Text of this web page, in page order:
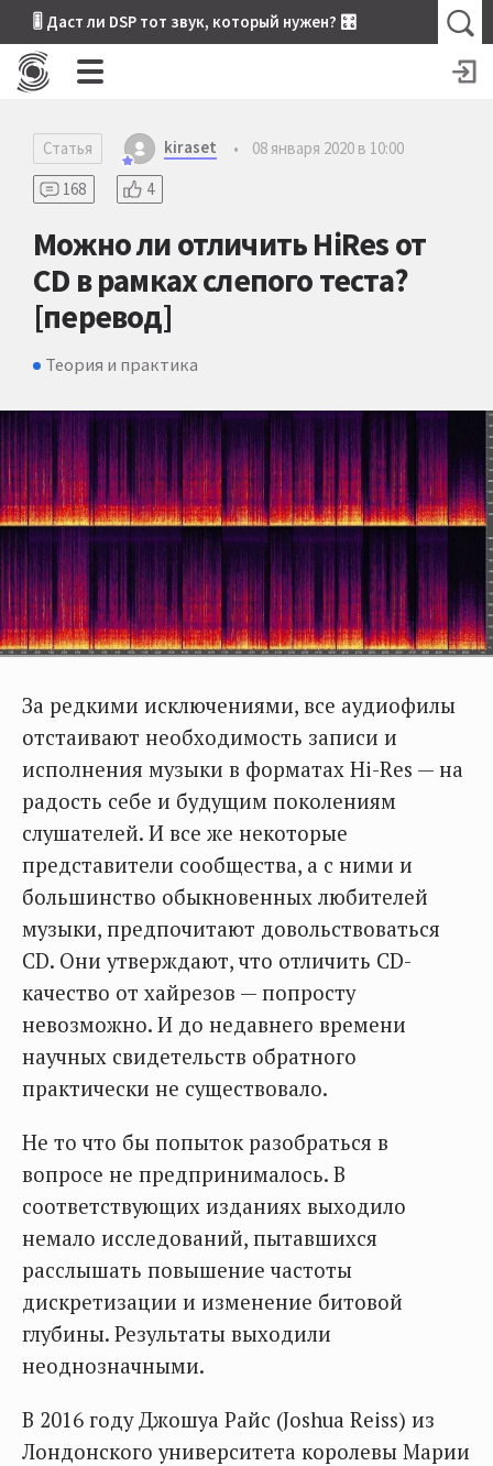
🎚 Даст ли DSP тот звук, который нужен? 🎛
Статья kiraset •
08 января 2020 в 10:00
168
4
Можно ли отличить HiRes от
CD в рамках слепого теста?
[перевод]
Теория и практика
За редкими исключениями, все аудиофилы
отстаивают необходимость записи и
исполнения музыки в форматах Hi-Res — на
радость себе и будущим поколениям
слушателей. И все же некоторые
представители сообщества, а с ними и
большинство обыкновенных любителей
музыки, предпочитают довольствоваться
CD. Они утверждают, что отличить CD-
качество от хайрезов — попросту
невозможно. И до недавнего времени
научных свидетельств обратного
практически не существовало.
Не то что бы попыток разобраться в
вопросе не предпринималось. В
соответствующих изданиях выходило
немало исследований, пытавшихся
расслышать повышение частоты
дискретизации и изменение битовой
глубины. Результаты выходили
неоднозначными.
В 2016 году Джошуа Райс (Joshua Reiss) из
Лондонского университета королевы Марии